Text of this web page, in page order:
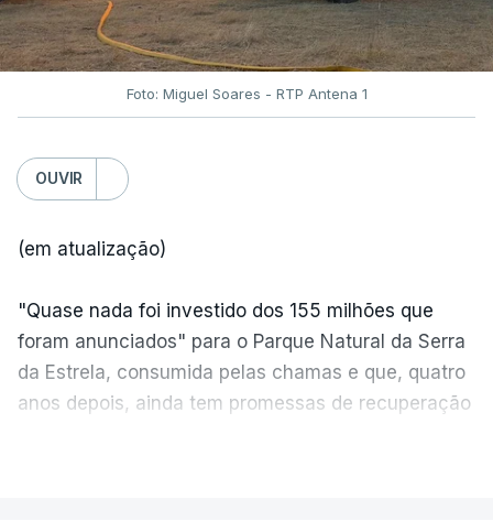
Foto: Miguel Soares - RTP Antena 1
OUVIR
(em atualização)
"Quase nada foi investido dos 155 milhões que
foram anunciados" para o Parque Natural da Serra
da Estrela, consumida pelas chamas e que, quatro
anos depois, ainda tem promessas de recuperação